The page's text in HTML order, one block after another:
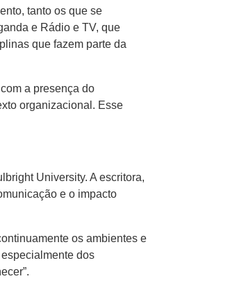
tanto os que se
e Rádio e TV, que
que fazem parte da
a presença do
organizacional. Esse
University. A escritora,
e o impacto
os ambientes e
dos